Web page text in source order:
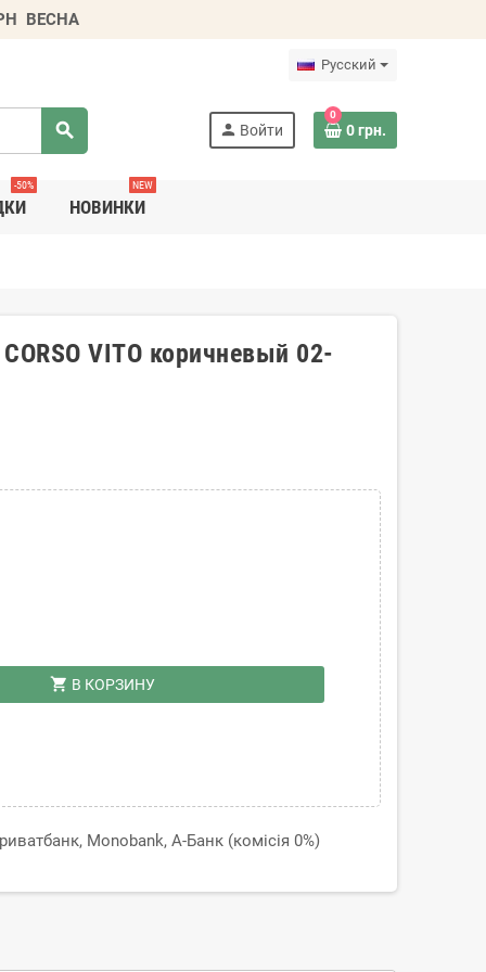
ВЕСНА
Русский
search person Войти
0
0 грн.
-50%
НОВИНКИ
NEW
VITO коричневый 02-
shopping_cart В КОРЗИНУ
Monobank, А-Банк (комісія 0%)